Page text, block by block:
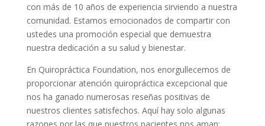
con más de 10 años de experiencia sirviendo a nuestra
comunidad. Estamos emocionados de compartir con
ustedes una promoción especial que demuestra
nuestra dedicación a su salud y bienestar.
En Quiropráctica Foundation, nos enorgullecemos de
proporcionar atención quiropráctica excepcional que
nos ha ganado numerosas reseñas positivas de
nuestros clientes satisfechos. Aquí hay solo algunas